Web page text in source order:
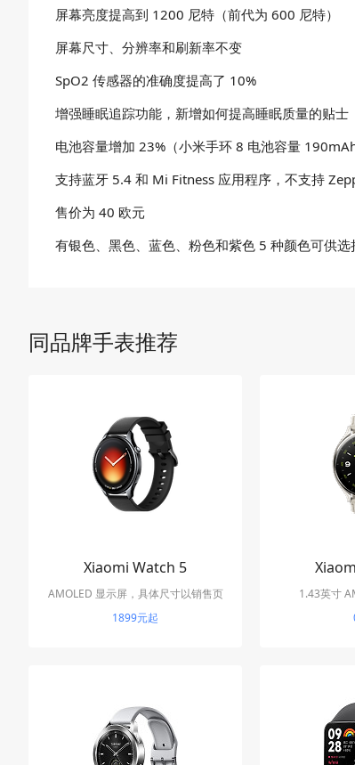
屏幕亮度提高到 1200 尼特（前代为 600 尼特）
屏幕尺寸、分辨率和刷新率不变
SpO2 传感器的准确度提高了 10%
增强睡眠追踪功能，新增如何提高睡眠质量的贴士
电池容量增加 23%（小米手环 8 电池容量
支持蓝牙 5.4 和 Mi Fitness 应用程序，不支持 Zepp
售价为 40 欧元
有银色、黑色、蓝色、粉色和紫色 5 种颜色可供选
同品牌手表推荐
Xiaomi Watch 5
AMOLED 显示屏，具体尺寸以销售页
面为准
1899元起
1.43英寸
466×466 分辨